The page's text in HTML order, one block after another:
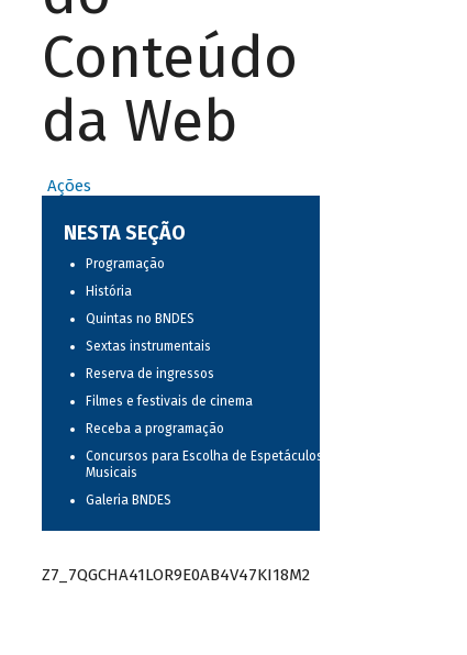
Conteúdo
da Web
Ações
NESTA SEÇÃO
Programação
História
Quintas no BNDES
Sextas instrumentais
Reserva de ingressos
Filmes e festivais de cinema
Receba a programação
Concursos para Escolha de Espetáculos
Musicais
Galeria BNDES
Z7_7QGCHA41LOR9E0AB4V47KI18M2